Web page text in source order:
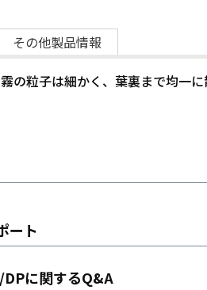
その他製品情報
の粒子は細かく、葉裏まで均一に
ート
に関するQ&A